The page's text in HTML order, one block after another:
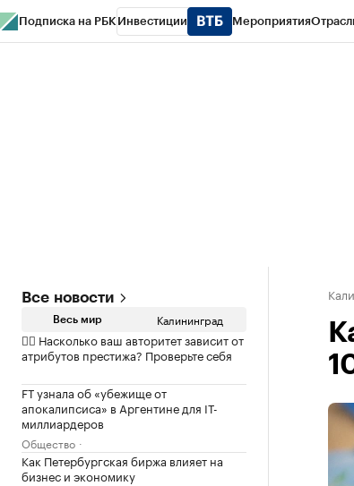
Подписка на РБК Инвестиции Мероприятия
Все новости
Весь мир Калининград
✍🏻 Насколько ваш авторитет зависит от
атрибутов престижа? Проверьте себя
FT узнала об «убежище от
апокалипсиса» в Аргентине для IT-
миллиардеров
Общество
Как Петербургская биржа влияет на
бизнес и экономику